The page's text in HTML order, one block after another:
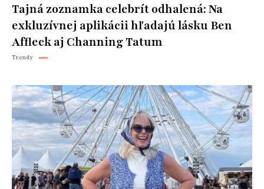
Tajná zoznamka celebrít odhalená: Na
exkluzívnej aplikácii hľadajú lásku Ben
Affleck aj Channing Tatum
Trendy